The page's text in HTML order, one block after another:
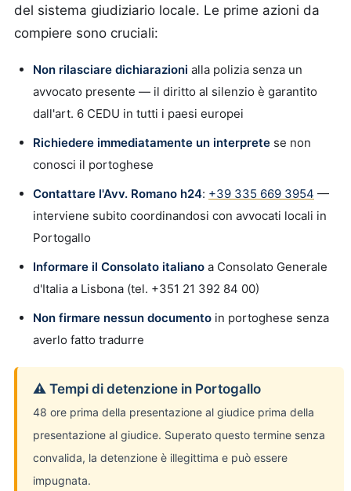
del sistema giudiziario locale. Le prime azioni da
compiere sono cruciali:
Non rilasciare dichiarazioni alla polizia senza un
avvocato presente — il diritto al silenzio è garantito
dall'art. 6 CEDU in tutti i paesi europei
Richiedere immediatamente un interprete se non
conosci il portoghese
Contattare l'Avv. Romano h24: +39 335 669 3954 —
interviene subito coordinandosi con avvocati locali in
Portogallo
Informare il Consolato italiano a Consolato Generale
d'Italia a Lisbona (tel. +351 21 392 84 00)
Non firmare nessun documento in portoghese senza
averlo fatto tradurre
⚠ Tempi di detenzione in Portogallo
48 ore prima della presentazione al giudice prima della
presentazione al giudice. Superato questo termine senza
convalida, la detenzione è illegittima e può essere
impugnata.